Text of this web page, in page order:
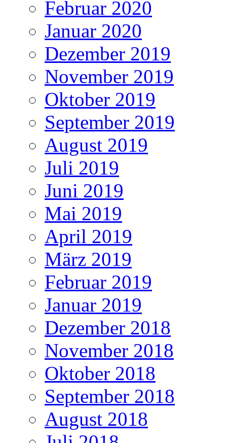
Februar 2020
Januar 2020
Dezember 2019
November 2019
Oktober 2019
September 2019
August 2019
Juli 2019
Juni 2019
Mai 2019
April 2019
März 2019
Februar 2019
Januar 2019
Dezember 2018
November 2018
Oktober 2018
September 2018
August 2018